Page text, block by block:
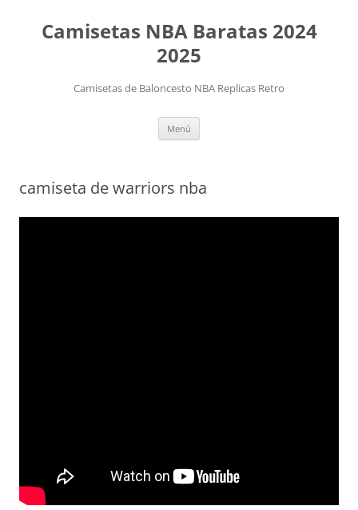
Camisetas NBA Baratas 2024
2025
Camisetas de Baloncesto NBA Replicas Retro
Menú
camiseta de warriors nba